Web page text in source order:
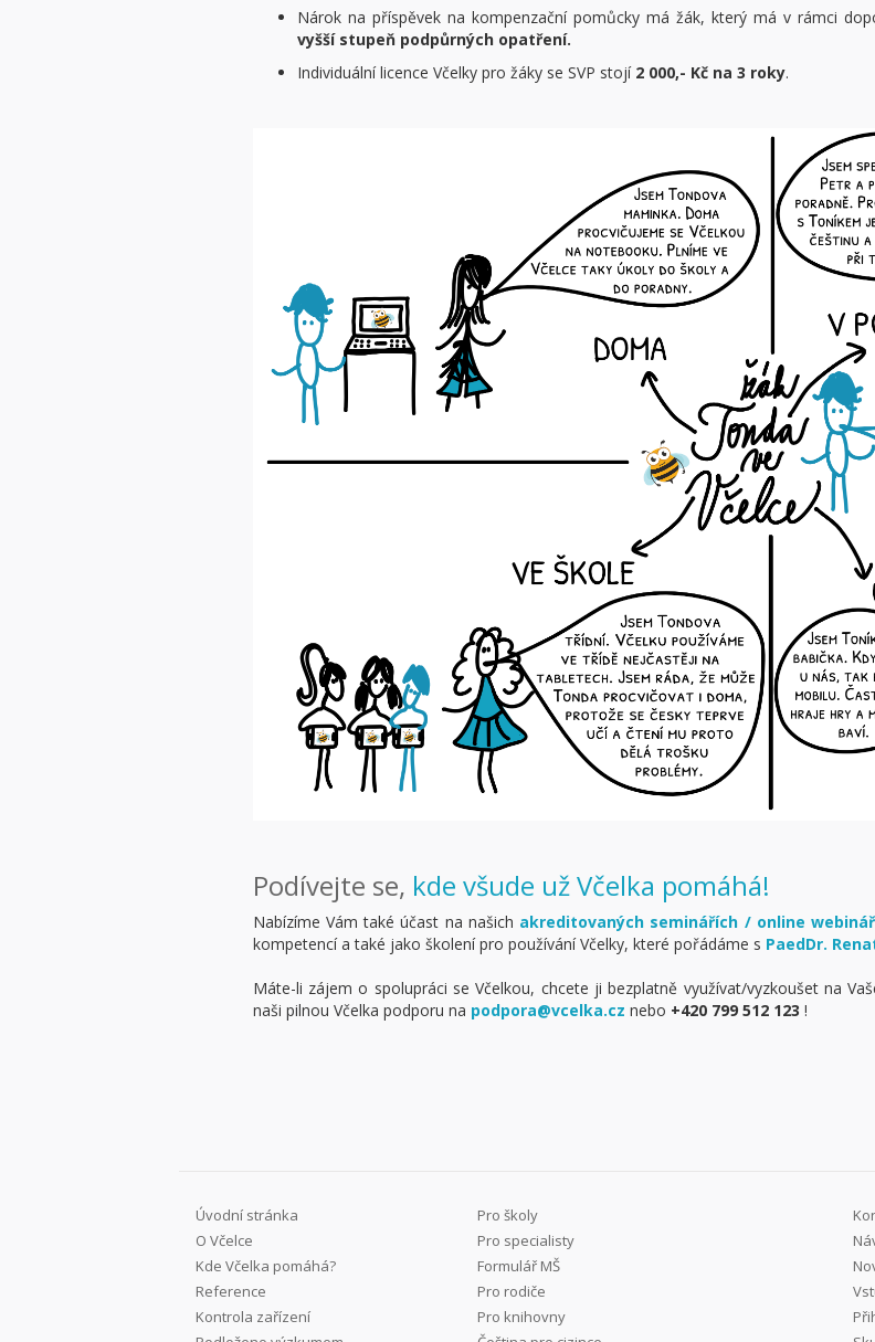
Nárok na příspěvek na kompenzační pomůcky má žák, který má v rámci
vyšší stupeň podpůrných opatření.
Individuální licence Včelky pro žáky se SVP stojí 2 000,- Kč na 3 roky.
Podívejte se, kde všude už Včelka pomáhá!
Nabízíme Vám také účast na našich akreditovaných seminářích / online
kompetencí a také jako školení pro používání Včelky, které pořádáme s PaedDr.
Máte-li zájem o spolupráci se Včelkou, chcete ji bezplatně využívat/vyzkoušet na
naši pilnou Včelka podporu na podpora@vcelka.cz nebo +420 799 512 123 !
Úvodní stránka
O Včelce
Kde Včelka pomáhá?
Reference
Kontrola zařízení
Pro školy
Pro specialisty
Formulář MŠ
Pro rodiče
Pro knihovny